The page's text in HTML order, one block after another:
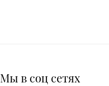
Мы в соц сетях